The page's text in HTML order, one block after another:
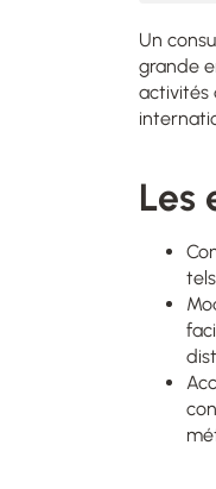
Un
grande
activités
Les